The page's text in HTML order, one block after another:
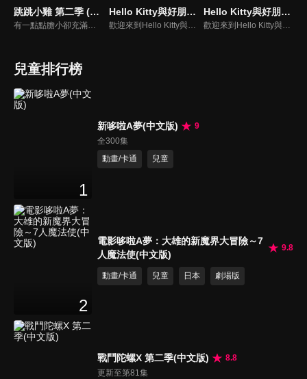
跳跳小雞 第二季 (中文版)
有一點點膽小卻充滿好奇心的"帶骨雞"，和總是用小跳步靠過來的舞蹈老師"小跳步青蛙老師"，以及其他具有獨特個性的夥伴們跳舞大活耀！在家裡和各種地方以「身體動了，心也舞動了起來♪」為主題。
Hello Kitty與好朋友的超可愛大冒險S5(中文版)
歡迎來到Hello Kitty與好朋友的超可愛大冒險!與Hello Kitty, 大眼蛙, 酷企鵝, 美樂蒂, 布丁狗還有酷洛米, 準備和朋友們一起經歷有趣的冒險吧!
Hello Kitty與好朋友的超可愛大冒險S6(中文版)
歡迎來到Hello Kitty與好朋友的超可愛大冒險!與Hello Kitty, 大眼蛙, 酷企鵝, 美樂蒂, 布丁狗還有酷洛米, 準備和朋友們一起經歷有趣的冒險吧!
兒童排行榜
1
新哆啦A夢(中文版)
9
全300集
動畫/卡通
兒童
2
電影哆啦A夢：大雄的新魔界大冒險～7
人魔法使(中文版)
9.8
動畫/卡通 兒童 日本 劇場版
戰鬥陀螺X 第二季(中文版)
8.8
更新至第81集